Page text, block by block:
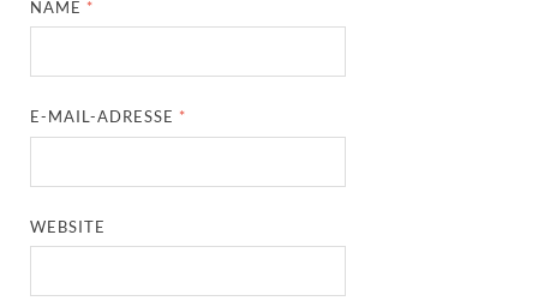
NAME *
E-MAIL-ADRESSE *
WEBSITE